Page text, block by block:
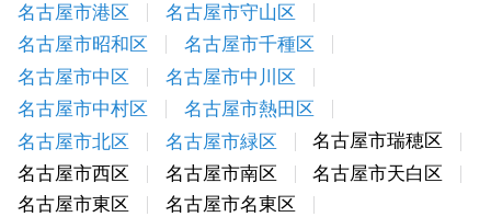
名古屋市港区
名古屋市守山区
名古屋市昭和区
名古屋市千種区
名古屋市中区
名古屋市中川区
名古屋市中村区
名古屋市熱田区
名古屋市北区
名古屋市緑区
名古屋市瑞穂区
名古屋市西区
名古屋市南区
名古屋市天白区
名古屋市東区
名古屋市名東区